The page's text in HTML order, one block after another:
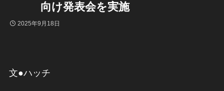
向け発表会を実施
2025年9月18日
文●ハッチ